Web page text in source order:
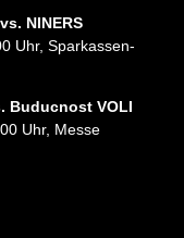
NINERS
Uhr, Sparkassen-
Buducnost VOLI
Uhr, Messe